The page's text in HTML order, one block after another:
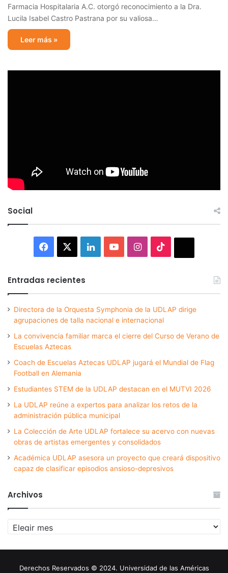
Farmacia Hospitalaria A.C. otorgó reconocimiento a la Dra.
Lucila Isabel Castro Pastrana por su valiosa…
Leer más »
Social
Facebook LinkedInYouTubeInstagram
Entradas recientes
Directora de la Orquesta Symphonia de la UDLAP dirige
agrupaciones de talla nacional e internacional
La convivencia familiar marca el cierre del Curso de Verano de
Escuelas Aztecas
Coach de Escuelas Aztecas UDLAP jugará el Mundial de Flag
Football en Alemania
Estudiantes STEM de la UDLAP destacan en el MUTVI 2026
La UDLAP reúne a expertos para analizar los retos de la
administración pública municipal
La Colección de Arte UDLAP fortalece su acervo con nuevas
obras de artistas emergentes y consolidados
Académica UDLAP asesora un proyecto que creará dispositivo
capaz de clasificar episodios ansioso-depresivos
Archivos
Archivos
Derechos Reservados © 2024. Universidad de las Américas